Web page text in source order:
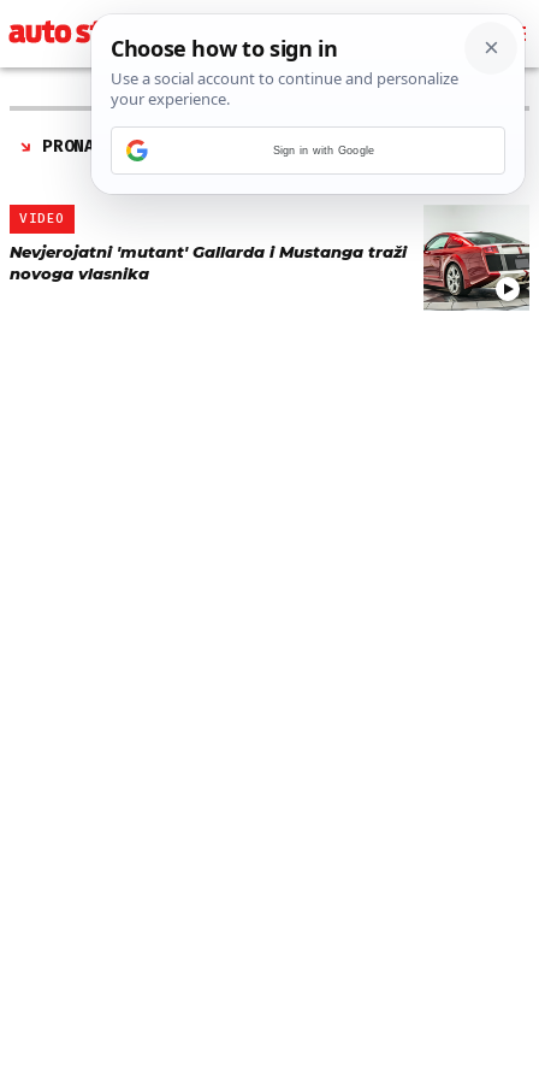
PRONAĐENO 1 REZULTATA ZA TAG “TRACTORRI CUSTOM
COUPE”
VIDEO
Nevjerojatni 'mutant' Gallarda i Mustanga traži
novoga vlasnika
Sign in with Google